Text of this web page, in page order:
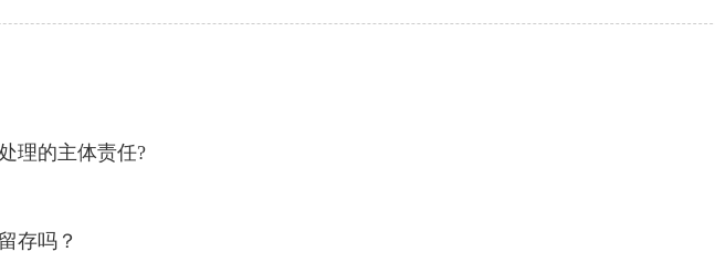
理的主体责任?
存吗？